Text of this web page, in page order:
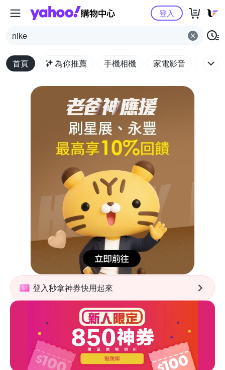
Yahoo購物中心
nike
登入
首頁 為你推薦 手機相機 家電影音 電腦
登入秒拿神券快用起來